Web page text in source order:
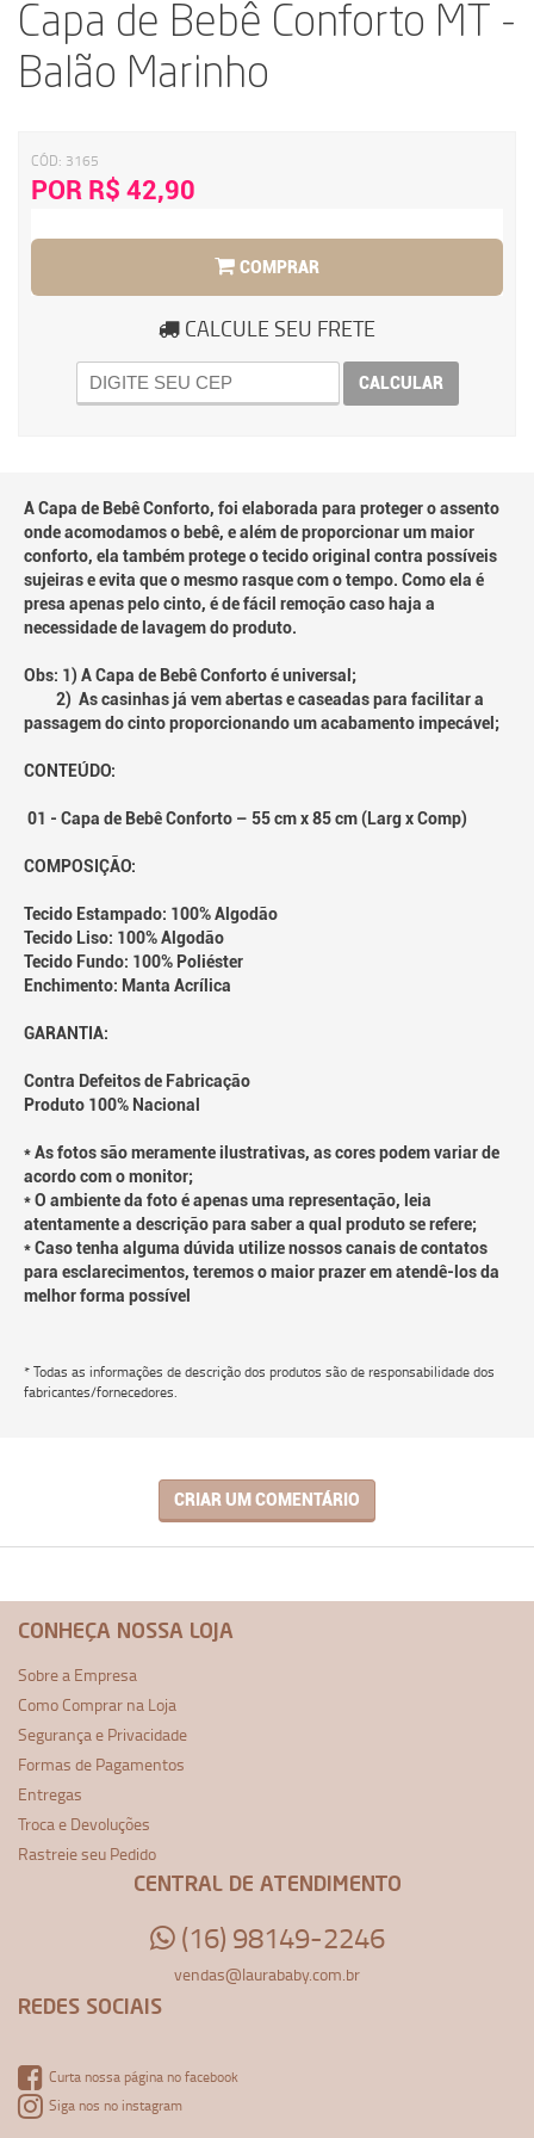
Capa de Bebê Conforto MT -
Balão Marinho
CÓD: 3165
POR R$ 42,90
COMPRAR
CALCULE SEU FRETE
CALCULAR
A Capa de Bebê Conforto, foi elaborada para proteger o assento
onde acomodamos o bebê, e além de proporcionar um maior
conforto, ela também protege o tecido original contra possíveis
sujeiras e evita que o mesmo rasque com o tempo. Como ela é
presa apenas pelo cinto, é de fácil remoção caso haja a
necessidade de lavagem do produto.
Obs: 1) A Capa de Bebê Conforto é universal;
2) As casinhas já vem abertas e caseadas para facilitar a
passagem do cinto proporcionando um acabamento impecável;
CONTEÚDO:
01 - Capa de Bebê Conforto – 55 cm x 85 cm (Larg x Comp)
COMPOSIÇÃO:
Tecido Estampado: 100% Algodão
Tecido Liso: 100% Algodão
Tecido Fundo: 100% Poliéster
Enchimento: Manta Acrílica
GARANTIA:
Contra Defeitos de Fabricação
Produto 100% Nacional
* As fotos são meramente ilustrativas, as cores podem variar de
acordo com o monitor;
* O ambiente da foto é apenas uma representação, leia
atentamente a descrição para saber a qual produto se refere;
* Caso tenha alguma dúvida utilize nossos canais de contatos
para esclarecimentos, teremos o maior prazer em atendê-los da
melhor forma possível
* Todas as informações de descrição dos produtos são de responsabilidade dos
fabricantes/fornecedores.
CRIAR UM COMENTÁRIO
CONHEÇA NOSSA LOJA
Sobre a Empresa
Como Comprar na Loja
Segurança e Privacidade
Formas de Pagamentos
Entregas
Troca e Devoluções
Rastreie seu Pedido
CENTRAL DE ATENDIMENTO
(16) 98149-2246
vendas@laurababy.com.br
REDES SOCIAIS
Curta nossa página no facebook
Siga nos no instagram